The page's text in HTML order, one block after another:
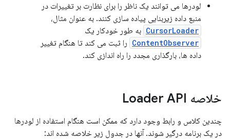
لودرها می توانند یک ناظر را برای نظارت بر تغییرات در
منبع داده زیربنایی پیاده سازی کنند. به عنوان مثال،
CursorLoader به طور خودکار یک
ContentObserver را ثبت می کند تا هنگام تغییر
داده ها، بارگذاری مجدد را راه اندازی کند.
خلاصه Loader API
چندین کلاس و رابط وجود دارد که ممکن است هنگام استفاده از لودرها
در یک برنامه درگیر شوند. آنها در جدول زیر خلاصه شده اند: